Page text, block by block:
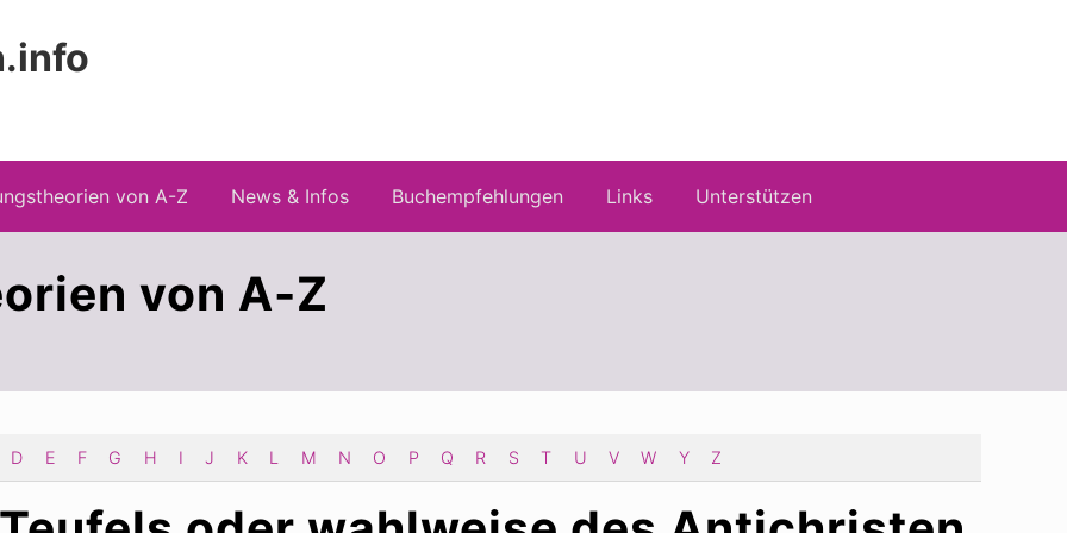
von A-Z News & Infos Buchempfehlungen Links Unterstützen
von A-Z
D E F G H I J K L M N O P Q R S T U V W Y Z